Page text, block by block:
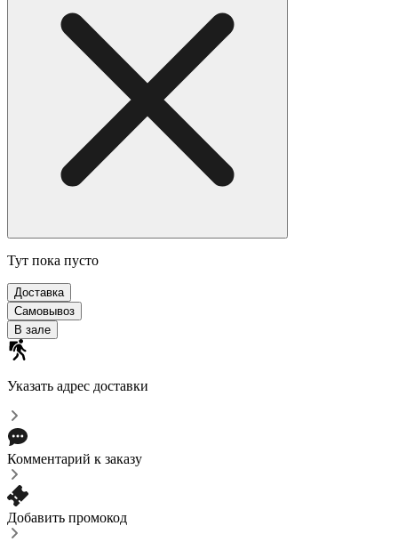
Тут пока пусто
Доставка
Самовывоз
В зале
Указать адрес доставки
Комментарий к заказу
Добавить промокод